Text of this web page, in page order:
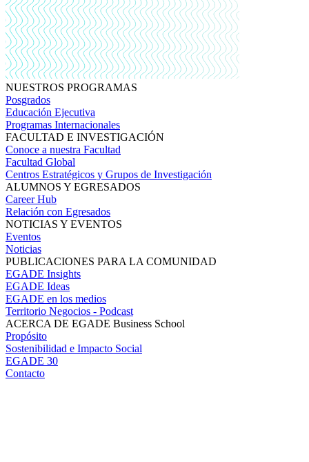
NUESTROS PROGRAMAS
Posgrados
Educación Ejecutiva
Programas Internacionales
FACULTAD E INVESTIGACIÓN
Conoce a nuestra Facultad
Facultad Global
Centros Estratégicos y Grupos de Investigación
ALUMNOS Y EGRESADOS
Career Hub
Relación con Egresados
NOTICIAS Y EVENTOS
Eventos
Noticias
PUBLICACIONES PARA LA COMUNIDAD
EGADE Insights
EGADE Ideas
EGADE en los medios
Territorio Negocios - Podcast
ACERCA DE EGADE Business School
Propósito
Sostenibilidad e Impacto Social
EGADE 30
Contacto